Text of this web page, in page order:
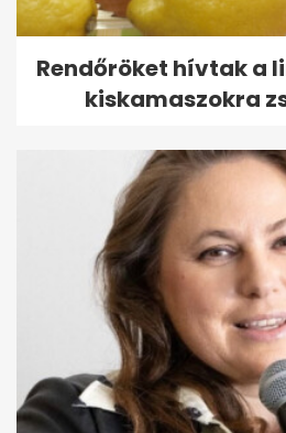
Rendőröket hívtak a
kiskamaszokra